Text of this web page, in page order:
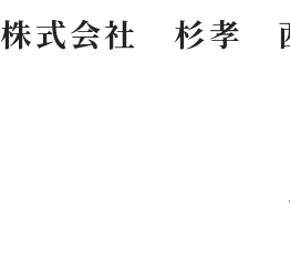
株式会社 杉孝